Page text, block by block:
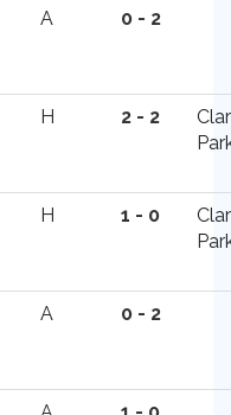
A 0 - 2
H 2 - 2
H 1 - 0
A 0 - 2